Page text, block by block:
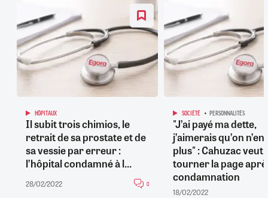
HÔPITAUX
Il subit trois chimios, le
retrait de sa prostate et de
sa vessie par erreur :
l’hôpital condamné à l...
28/02/2022 0
SOCIÉTÉ PERSONNALITÉS
"J’ai payé ma dette,
j’aimerais qu’on
plus" : Cahuzac veut
tourner la page
condamnation
18/02/2022